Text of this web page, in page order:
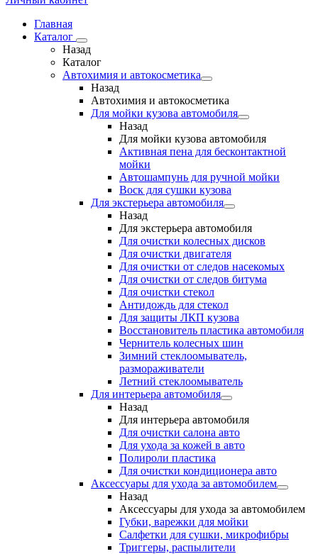
Главная
Каталог
Назад
Каталог
Автохимия и автокосметика
Назад
Автохимия и автокосметика
Для мойки кузова автомобиля
Назад
Для мойки кузова автомобиля
Активная пена для бесконтактной
мойки
Автошампунь для ручной мойки
Воск для сушки кузова
Для экстерьера автомобиля
Назад
Для экстерьера автомобиля
Для очистки колесных дисков
Для очистки двигателя
Для очистки от следов насекомых
Для очистки от следов битума
Для очистки стекол
Антидождь для стекол
Для защиты ЛКП кузова
Восстановитель пластика автомобиля
Чернитель колесных шин
Зимний стеклоомыватель,
размораживатели
Летний стеклоомыватель
Для интерьера автомобиля
Назад
Для интерьера автомобиля
Для очистки салона авто
Для ухода за кожей в авто
Полироли пластика
Для очистки кондиционера авто
Аксессуары для ухода за автомобилем
Назад
Аксессуары для ухода за автомобилем
Губки, варежки для мойки
Салфетки для сушки, микрофибры
Триггеры, распылители